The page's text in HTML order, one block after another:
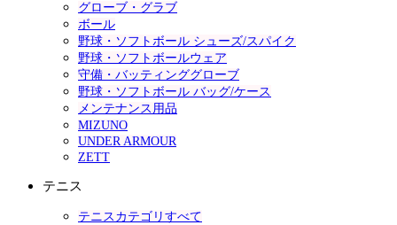
グローブ・グラブ
ボール
野球・ソフトボール シューズ/スパイク
野球・ソフトボールウェア
守備・バッティンググローブ
野球・ソフトボール バッグ/ケース
メンテナンス用品
MIZUNO
UNDER ARMOUR
ZETT
テニス
テニスカテゴリすべて